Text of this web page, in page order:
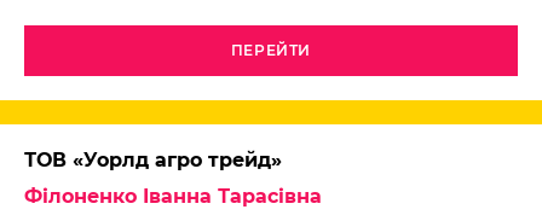
ПЕРЕЙТИ
ТОВ «Уорлд агро трейд»
Філоненко Іванна Тарасівна